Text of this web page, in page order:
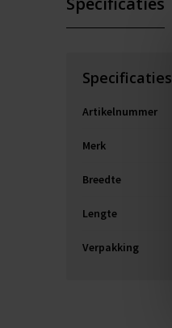
Specificaties
Artikelnummer
Merk
Breedte
Lengte
Verpakking